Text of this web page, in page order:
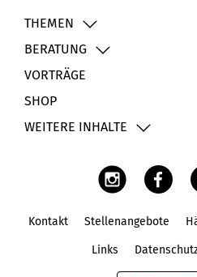
THEMEN
BERATUNG
VORTRÄGE
SHOP
WEITERE INHALTE
Kontakt Stellenangebote
Links